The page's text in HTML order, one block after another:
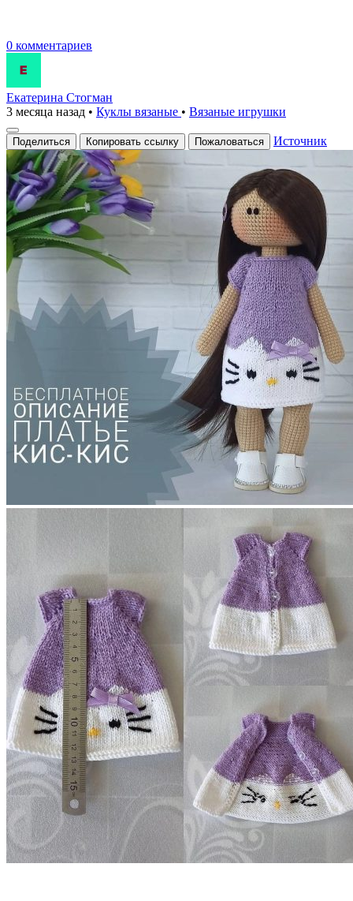
0 комментариев
Екатерина Стогман
3 месяца назад • Куклы вязаные • Вязаные игрушки
Поделиться Копировать ссылку Пожаловаться Источник